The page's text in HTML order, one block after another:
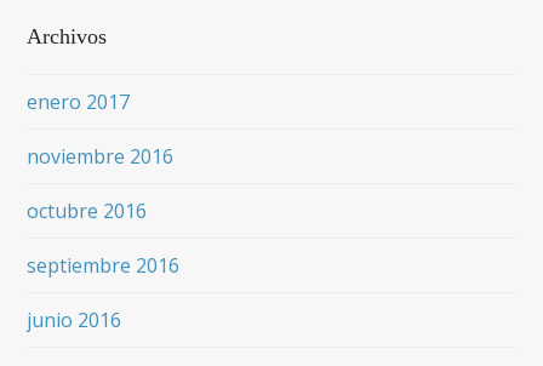
Archivos
enero 2017
noviembre 2016
octubre 2016
septiembre 2016
junio 2016